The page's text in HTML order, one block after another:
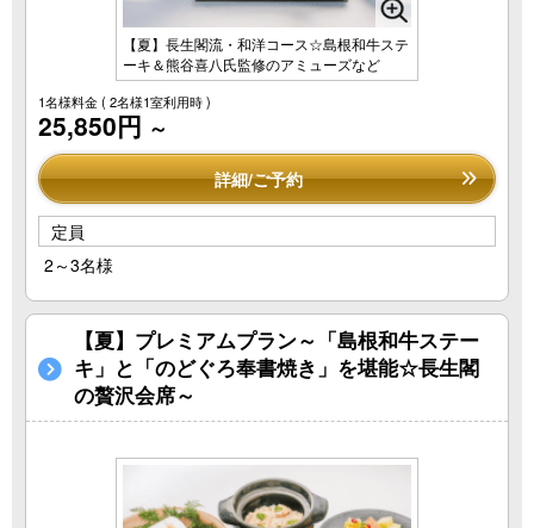
【夏】長生閣流・和洋コース☆島根和牛ステ
ーキ＆熊谷喜八氏監修のアミューズなど
1名様料金( 2名様1室利用時 )
25,850円 ～
詳細/ご予約
定員
2～3名様
【夏】プレミアムプラン～「島根和牛ステー
キ」と「のどぐろ奉書焼き」を堪能☆長生閣
の贅沢会席～